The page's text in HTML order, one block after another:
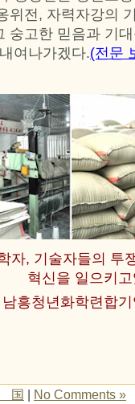
위전, 자력자강의
숭고한 믿음과 기
여나가겠다.(전문
자, 기술자들의 투
혁신을 일으키
남흥청년화학련합
国 | No Comments »